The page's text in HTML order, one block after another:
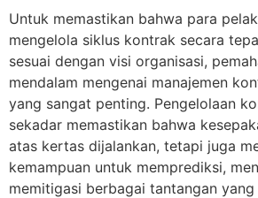
Untuk memastikan bahwa para
mengelola siklus kontrak secara
sesuai dengan visi organisasi,
mendalam mengenai manajemen
yang sangat penting. Pengelolaan
sekadar memastikan bahwa
atas kertas dijalankan, tetapi juga
kemampuan untuk memprediksi,
memitigasi berbagai tantangan